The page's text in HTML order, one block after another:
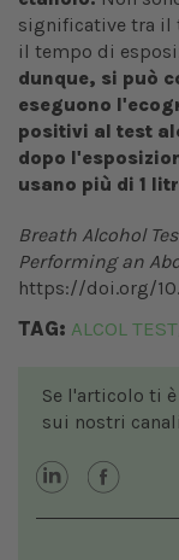
significative tra il
il tempo di
dunque, si può
eseguono
positivi al test
dopo
usano più di 1
Breath Alcohol
Performing an
https://doi.org/
TAG: ALCOL TEST
Se l'articolo ti
sui nostri